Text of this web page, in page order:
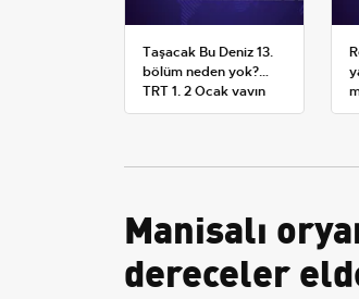
Taşacak Bu Deniz 13.
bölüm neden yok?
TRT 1, 2 Ocak yayın
planını değiştirdi
Manisalı
dereceler